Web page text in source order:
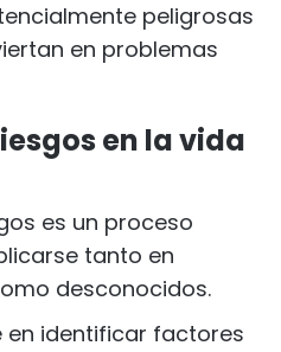
peligrosas
en problemas
en la vida
es un proceso
tanto en
desconocidos.
en identificar factores